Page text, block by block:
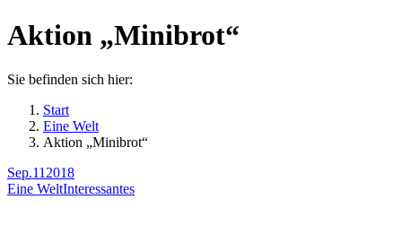
Aktion „Minibrot“
Sie befinden sich hier:
Start
Eine Welt
Aktion „Minibrot“
Sep.11 2018
Eine WeltInteressantes